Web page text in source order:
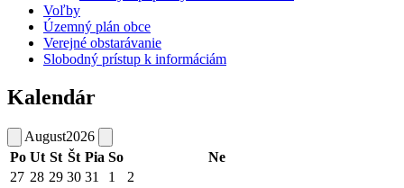
Voľby
Územný plán obce
Verejné obstarávanie
Slobodný prístup k informáciám
Kalendár
August2026
Po Ut St Št Pia So
Ne
27 28 29 30 31 1 2